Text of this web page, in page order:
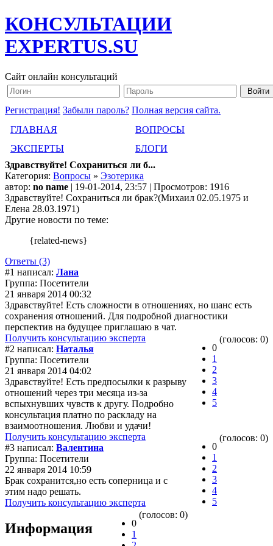
КОНСУЛЬТАЦИИ
EXPERTUS.SU
Сайт онлайн консультаций
Регистрация! Забыли пароль? Полная версия сайта.
ГЛАВНАЯ
ВОПРОСЫ
ЭКСПЕРТЫ
БЛОГИ
Здравствуйте! Сохраниться ли б...
Категория: Вопросы » Эзотерика
автор: no name | 19-01-2014, 23:57 | Просмотров: 1916
Здравствуйте! Сохраниться ли брак?(Михаил 02.05.1975 и
Елена 28.03.1971)
Другие новости по теме:
{related-news}
Ответы (3)
#1 написал: Лана
Группа: Посетители
21 января 2014 00:32
Здравствуйте! Есть сложности в отношениях, но шанс есть
сохранения отношений. Для подробной диагностики
перспектив на будущее приглашаю в чат.
Получить консультацию эксперта
0
1
2
3
4
5
(голосов: 0)
#2 написал: Наталья
Группа: Посетители
21 января 2014 04:02
Здравствуйте! Есть предпосылки к разрыву
отношений через три месяца из-за
вспыхнувших чувств к другу. Подробно
консультация платно по раскладу на
взаимоотношения. Любви и удачи!
Получить консультацию эксперта
0
1
2
3
4
5
(голосов: 0)
#3 написал: Валентина
Группа: Посетители
22 января 2014 10:59
Брак сохранится,но есть соперница и с
этим надо решать.
Получить консультацию эксперта
0
1
(голосов: 0)
Информация